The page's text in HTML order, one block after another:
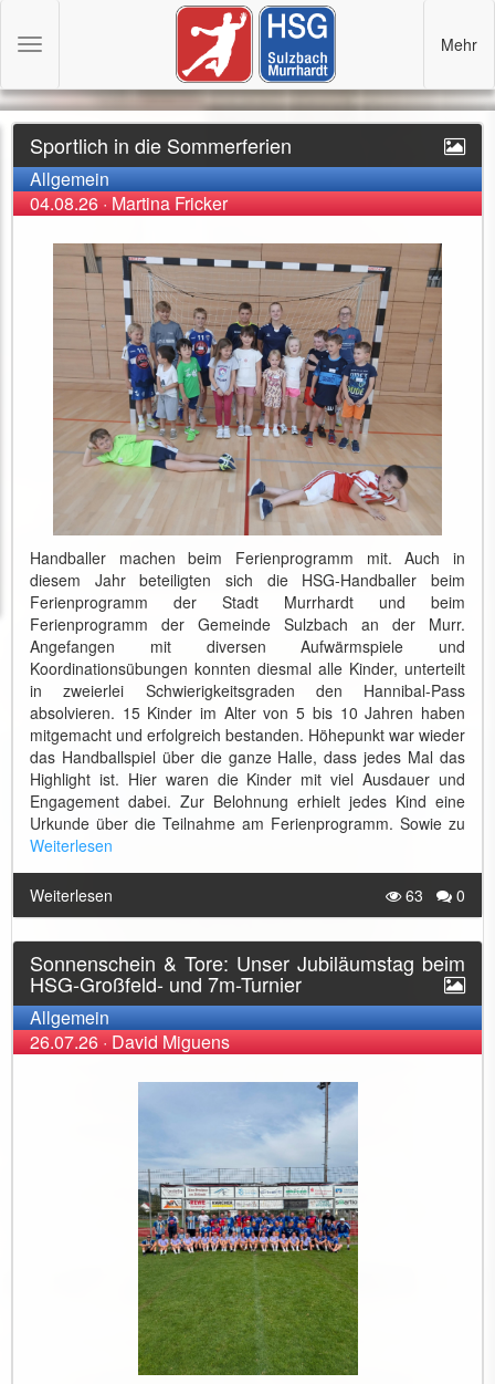
Sportlich in die Sommerferien
Allgemein
04.08.26·Martina Fricker
Handballer machen beim Ferienprogramm mit. Auch in
diesem Jahr beteiligten sich die HSG-Handballer beim
Ferienprogramm der Stadt Murrhardt und beim
Ferienprogramm der Gemeinde Sulzbach an der Murr.
Angefangen mit diversen Aufwärmspiele und
Koordinationsübungen konnten diesmal alle Kinder, unterteilt
in zweierlei Schwierigkeitsgraden den Hannibal-Pass
absolvieren. 15 Kinder im Alter von 5 bis 10 Jahren haben
mitgemacht und erfolgreich bestanden. Höhepunkt war wieder
das Handballspiel über die ganze Halle, dass jedes Mal das
Highlight ist. Hier waren die Kinder mit viel Ausdauer und
Engagement dabei. Zur Belohnung erhielt jedes Kind eine
Urkunde über die Teilnahme am Ferienprogramm. Sowie zu
Weiterlesen
Weiterlesen 63 0
Sonnenschein & Tore: Unser Jubiläumstag beim
HSG-Großfeld- und 7m-Turnier
Allgemein
26.07.26·David Miguens
Toggle
Mehr